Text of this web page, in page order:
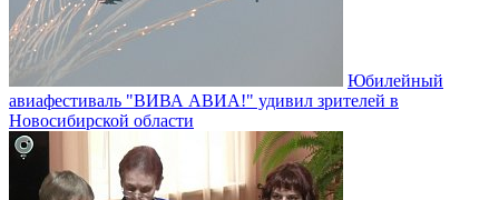
Юбилейный
авиафестиваль "ВИВА АВИА!" удивил зрителей в
Новосибирской области